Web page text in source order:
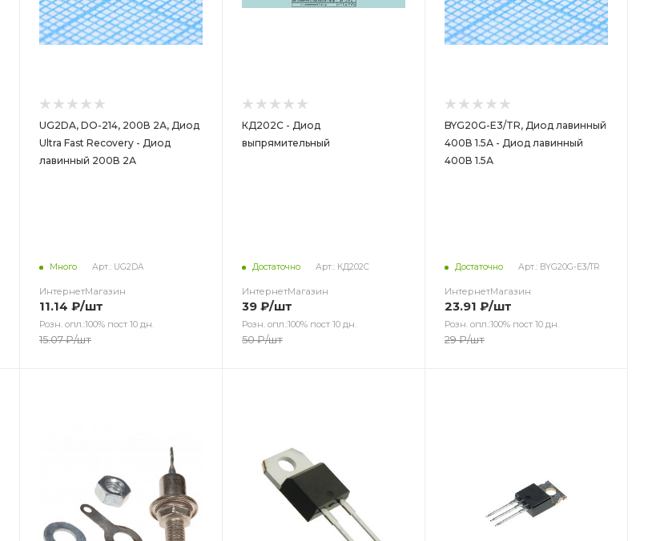
UG2DA, DO-214, 200В 2А, Диод
Ultra Fast Recovery - Диод
лавинный 200В 2А
Много Арт.: UG2DA
ИнтернетМагазин
11.14 ₽/шт
Розн. опл.:100% пост 10 дн.
15.07₽/шт
КД202С - Диод
выпрямительный
Достаточно Арт.: КД202С
ИнтернетМагазин
39 ₽/шт
Розн. опл.:100% пост 10 дн.
50₽/шт
BYG20G-E3/TR, Диод лавинный
400В 1.5А - Диод лавинный
400В 1.5А
Достаточно Арт.: BYG20G-E3/TR
ИнтернетМагазин
23.91 ₽/шт
Розн. опл.:100% пост 10 дн.
29₽/шт